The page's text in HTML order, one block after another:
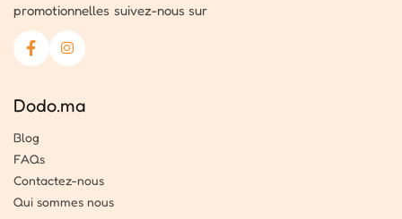
promotionnelles suivez-nous sur
Dodo.ma
Blog
FAQs
Contactez-nous
Qui sommes nous